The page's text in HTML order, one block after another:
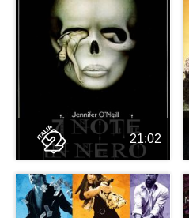
21:02